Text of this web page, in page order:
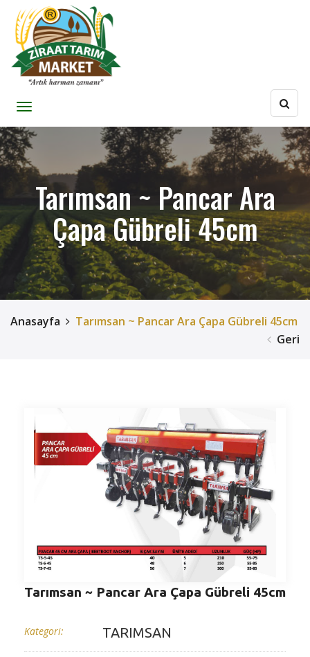
Tarımsan ~ Pancar Ara
Çapa Gübreli 45cm
Anasayfa
Tarımsan ~ Pancar Ara Çapa Gübreli 45cm
Geri
Tarımsan ~ Pancar Ara Çapa Gübreli 45cm
Kategori: TARIMSAN